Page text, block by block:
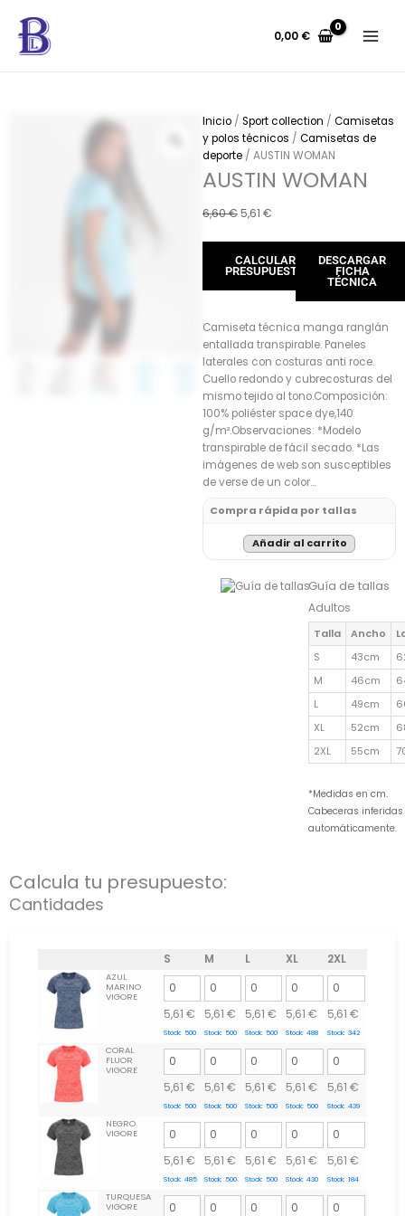
contenido
0,00 €
Inicio / Sport collection / Camisetas
y polos técnicos / Camisetas de
deporte / AUSTIN WOMAN
AUSTIN WOMAN
6,60€ El
era:
5,61 €
es:
CALCULAR
PRESUPUESTO
DESCARGAR
FICHA
TÉCNICA
Camiseta técnica manga ranglán
entallada transpirable. Paneles
laterales con costuras anti roce.
Cuello redondo y cubrecosturas del
mismo tejido al tono.Composición:
100% poliéster space dye,140
g/m².Observaciones: *Modelo
transpirable de fácil secado. *Las
imágenes de web son susceptibles
de verse de un color…
Compra rápida por tallas
Añadir al carrito
Guía de tallas
Adultos
Talla Ancho
S
43cm
M
46cm
L
49cm
XL
52cm
2XL
55cm
*Medidas en cm.
Cabeceras inferidas
automáticamente.
Calcula tu presupuesto:
Cantidades
S M L XL 2XL
AZUL
MARINO
VIGORE
5,61 €
Stock: 500
5,61 €
Stock: 500
5,61 €
Stock: 500
5,61 €
Stock: 488
5,61 €
Stock: 342
CORAL
FLUOR
VIGORE
5,61 €
Stock: 500
5,61 €
Stock: 500
5,61 €
Stock: 500
5,61 €
Stock: 500
5,61 €
Stock: 439
NEGRO
VIGORE
5,61 €
Stock: 485
5,61 €
Stock: 500
5,61 €
Stock: 500
5,61 €
Stock: 430
5,61 €
Stock: 184
TURQUESA
VIGORE